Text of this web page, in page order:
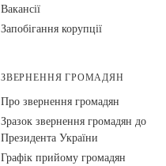
Вакансії
Запобігання корупції
ЗВЕРНЕННЯ ГРОМАДЯН
Про звернення громадян
Зразок звернення громадян до
Президента України
Графік прийому громадян